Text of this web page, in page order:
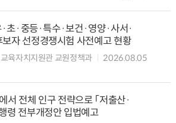
초·중등·특수·보건·영양·사서·
자 선정경쟁시험 사전예고 현황
육자치지원관 교원정책과
2026.08.05
서 전체 인구 전략으로 「저출산·
령 전부개정안 입법예고